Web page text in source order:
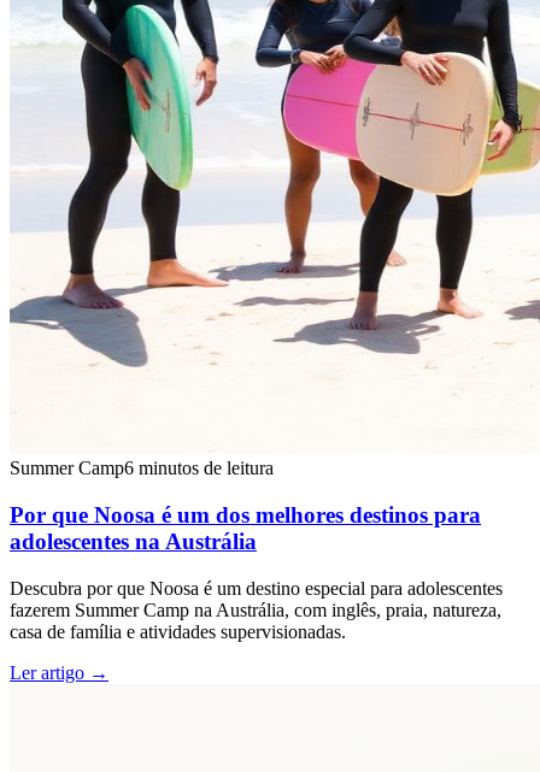
Summer Camp6 minutos de leitura
Por que Noosa é um dos melhores destinos para
adolescentes na Austrália
Descubra por que Noosa é um destino especial para adolescentes
fazerem Summer Camp na Austrália, com inglês, praia, natureza,
casa de família e atividades supervisionadas.
Ler artigo →